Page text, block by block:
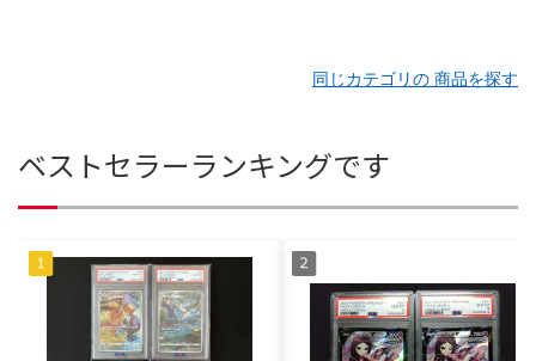
同じカテゴリの 商品を探す
ベストセラーランキングです